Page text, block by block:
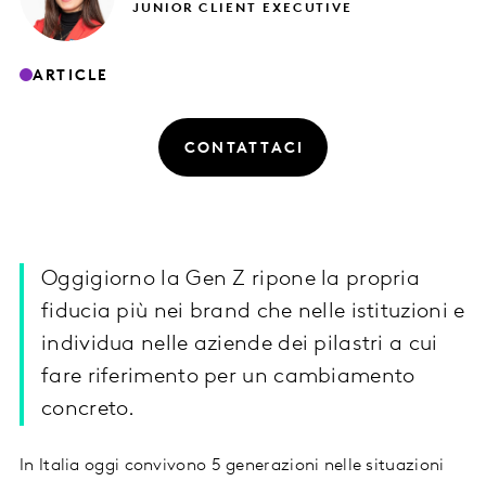
JUNIOR CLIENT EXECUTIVE
ARTICLE
CONTATTACI
Oggigiorno la Gen Z ripone la propria
fiducia più nei brand che nelle istituzioni e
individua nelle aziende dei pilastri a cui
fare riferimento per un cambiamento
concreto.
In Italia oggi convivono 5 generazioni nelle situazioni